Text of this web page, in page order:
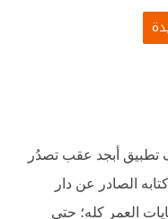
تطبيق أبجد عقب تصدُر
الصادر عن دار
العمر كله؛ حتى